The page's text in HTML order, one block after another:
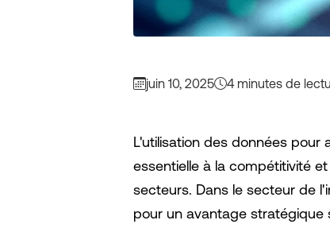
juin 10, 2025 4 minutes de
L'utilisation des données pour
essentielle à la compétitivité
secteurs. Dans le secteur de
pour un avantage stratégique